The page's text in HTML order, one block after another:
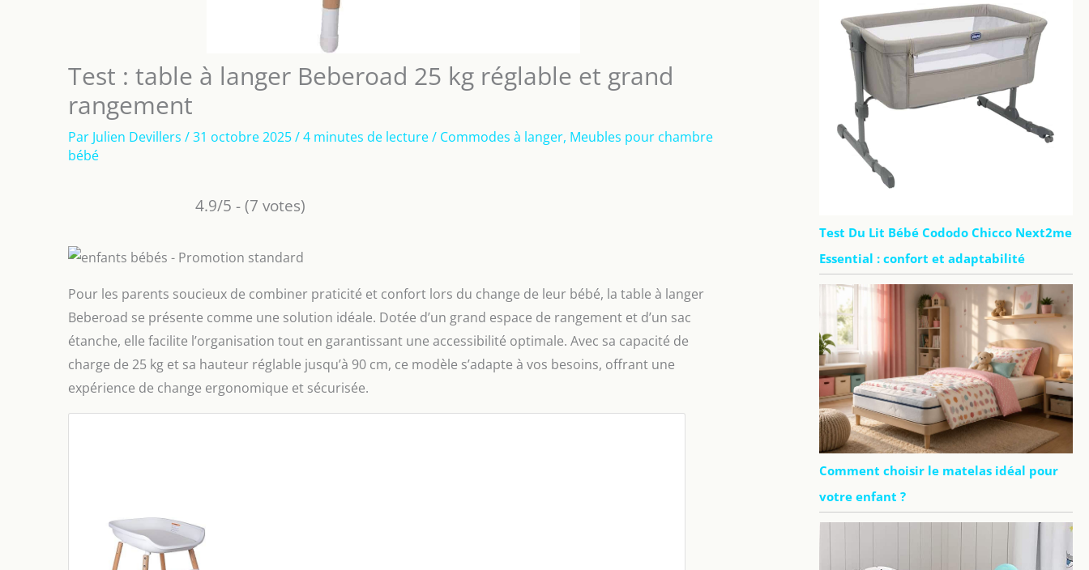
Test : table à langer Beberoad 25 kg réglable et grand
rangement
Par Julien Devillers /31 octobre 2025/4 minutes de lecture/ Commodes à langer, Meubles pour chambre
bébé
4.9/5 - (7 votes)
Pour les parents soucieux de combiner praticité et confort lors du change de leur bébé, la table à langer
Beberoad se présente comme une solution idéale. Dotée d’un grand espace de rangement et d’un sac
étanche, elle facilite l’organisation tout en garantissant une accessibilité optimale. Avec sa capacité de
charge de 25 kg et sa hauteur réglable jusqu’à 90 cm, ce modèle s’adapte à vos besoins, offrant une
expérience de change ergonomique et sécurisée.
Test Du Lit Bébé Cododo Chicco Next2me
Essential : confort et adaptabilité
Comment choisir le matelas idéal pour
votre enfant ?